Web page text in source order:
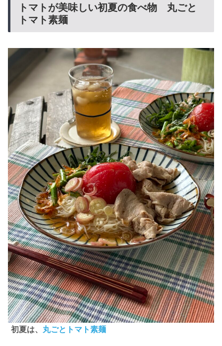
トマトが美味しい初夏の食べ物 丸ごと
トマト素麺
初夏は、 丸ごとトマト素麺